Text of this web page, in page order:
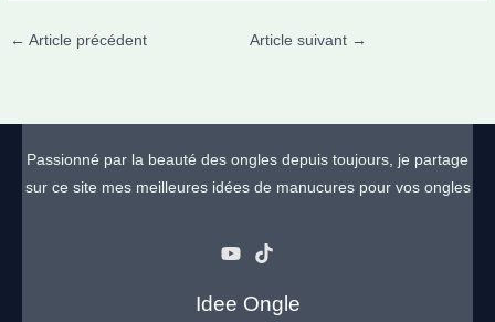
← Article précédent Article suivant →
Passionné par la beauté des ongles depuis toujours, je partage
sur ce site mes meilleures idées de manucures pour vos ongles
Idee Ongle